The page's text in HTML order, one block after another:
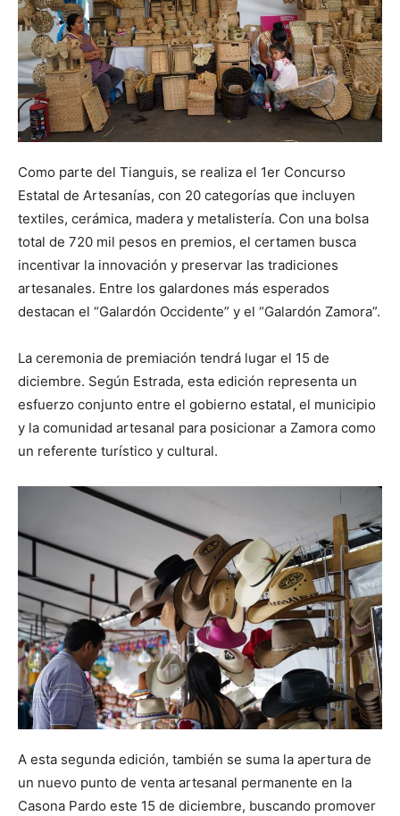
Como parte del Tianguis, se realiza el 1er Concurso
Estatal de Artesanías, con 20 categorías que incluyen
textiles, cerámica, madera y metalistería. Con una bolsa
total de 720 mil pesos en premios, el certamen busca
incentivar la innovación y preservar las tradiciones
artesanales. Entre los galardones más esperados
destacan el “Galardón Occidente” y el “Galardón Zamora”.
La ceremonia de premiación tendrá lugar el 15 de
diciembre. Según Estrada, esta edición representa un
esfuerzo conjunto entre el gobierno estatal, el municipio
y la comunidad artesanal para posicionar a Zamora como
un referente turístico y cultural.
A esta segunda edición, también se suma la apertura de
un nuevo punto de venta artesanal permanente en la
Casona Pardo este 15 de diciembre, buscando promover